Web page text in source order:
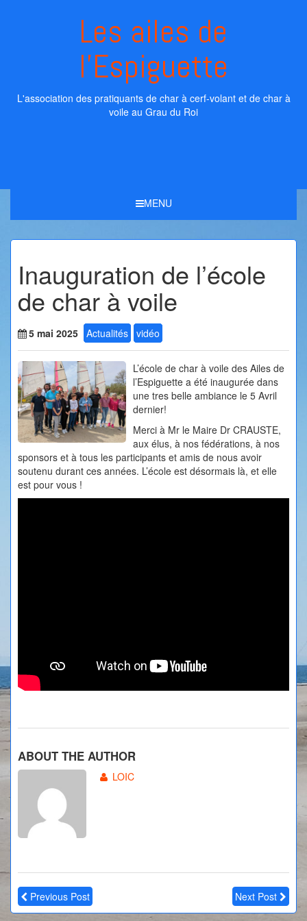
Les ailes de
l'Espiguette
L'association des pratiquants de char à cerf-volant et de char à
voile au Grau du Roi
MENU
Inauguration de l’école
de char à voile
5 mai 2025 Actualités vidéo
L’école de char à voile des Ailes de
l’Espiguette a été inaugurée dans
une tres belle ambiance le 5 Avril
dernier!
Merci à Mr le Maire Dr CRAUSTE,
aux élus, à nos fédérations, à nos
sponsors et à tous les participants et amis de nous avoir
soutenu durant ces années. L’école est désormais là, et elle
est pour vous !
ABOUT THE AUTHOR
LOIC
Previous Post Next Post